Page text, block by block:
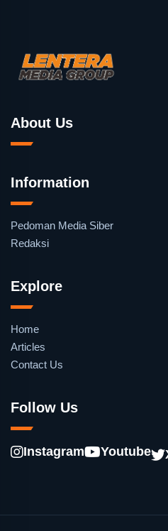
About Us
Information
Pedoman Media Siber
Redaksi
Explore
Home
Articles
Contact Us
Follow Us
Instagram Youtube